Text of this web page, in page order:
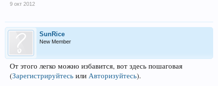
9 окт 2012
SunRice
New Member
От этого легко можно избавится, вот здесь пошаговая
(Зарегистрируйтесь или Авторизуйтесь).